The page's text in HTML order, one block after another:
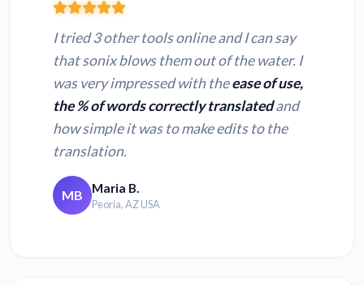
I tried 3 other tools online and I can say
that sonix blows them out of the water. I
was very impressed with theease of use,
the % of words correctly translatedand
how simple it was to make edits to the
translation.
MB Maria B.
Peoria, AZ USA